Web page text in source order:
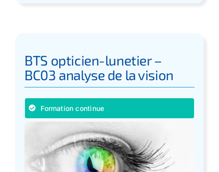
BTS opticien-lunetier –
BC03 analyse de la vision
Formation continue